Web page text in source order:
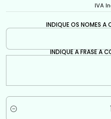
IVA
INDIQUE OS NOMES A
INDIQUE A FRASE A
Quantidade